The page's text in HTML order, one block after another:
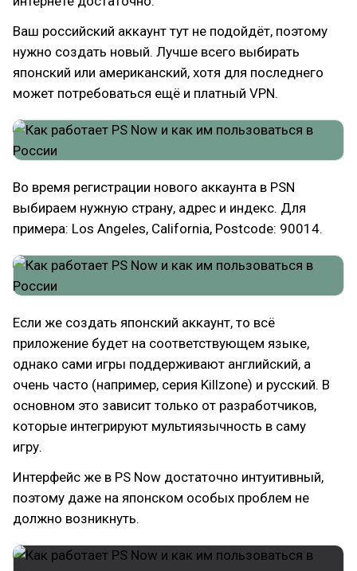
Ваш российский аккаунт тут не подойдёт, поэтому
нужно создать новый. Лучше всего выбирать
японский или американский, хотя для последнего
может потребоваться ещё и платный VPN.
Во время регистрации нового аккаунта в PSN
выбираем нужную страну, адрес и индекс. Для
примера: Los Angeles, California, Postcode: 90014.
Если же создать японский аккаунт, то всё
приложение будет на соответствующем языке,
однако сами игры поддерживают английский, а
очень часто (например, серия Killzone) и русский. В
основном это зависит только от разработчиков,
которые интегрируют мультиязычность в саму
игру.
Интерфейс же в PS Now достаточно интуитивный,
поэтому даже на японском особых проблем не
должно возникнуть.